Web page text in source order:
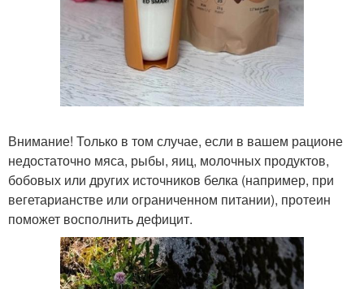
Внимание! Только в том случае, если в вашем рационе
недостаточно мяса, рыбы, яиц, молочных продуктов,
бобовых или других источников белка (например, при
вегетарианстве или ограниченном питании), протеин
поможет восполнить дефицит.